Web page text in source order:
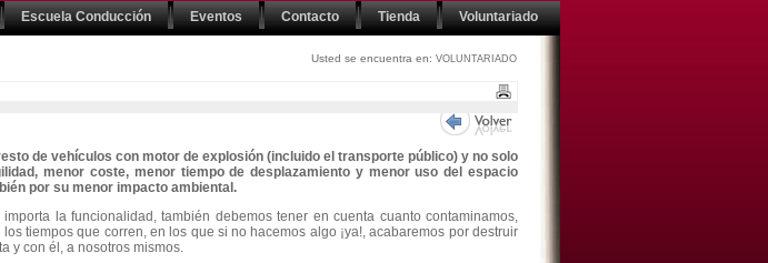
Escuela Conducción Eventos Contacto Tienda Voluntariado
Usted se encuentra en: VOLUNTARIADO
de vehículos con motor de explosión (incluido el transporte público) y no solo
menor coste, menor tiempo de desplazamiento y menor uso del espacio
por su menor impacto ambiental.
la funcionalidad, también debemos tener en cuenta cuanto contaminamos,
tiempos que corren, en los que si no hacemos algo ¡ya!, acabaremos por destruir
y con él, a nosotros mismos.